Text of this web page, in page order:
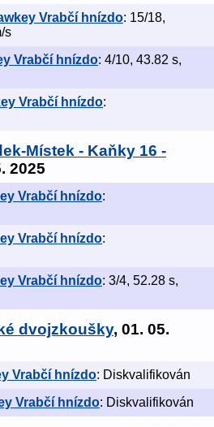
Vrabčí hnízdo: 15/18,
s
Vrabčí hnízdo: 4/10, 43.82 s,
Vrabčí hnízdo:
Místek - Kaňky 16 -
2025
Vrabčí hnízdo:
Vrabčí hnízdo:
Vrabčí hnízdo: 3/4, 52.28 s,
dvojzkoušky, 01. 05.
Vrabčí hnízdo: Diskvalifikován
Vrabčí hnízdo: Diskvalifikován